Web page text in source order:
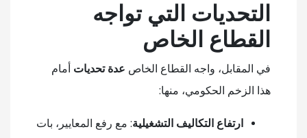
التحديات التي تواجه
القطاع الخاص
في المقابل، واجه القطاع الخاص عدة تحديات أمام
هذا الزخم الحكومي، منها:
ارتفاع التكاليف التشغيلية: مع رفع المعايير، بات